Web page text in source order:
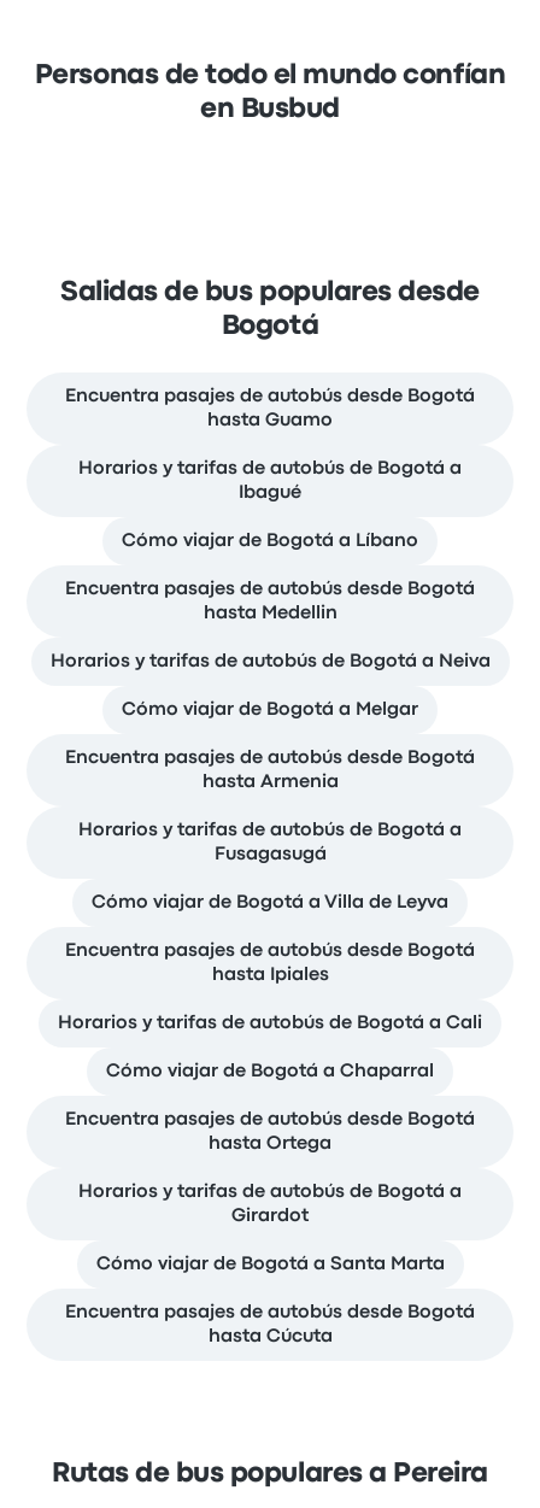
Personas de todo el mundo confían
en Busbud
Salidas de bus populares desde
Bogotá
Encuentra pasajes de autobús desde Bogotá
hasta Guamo
Horarios y tarifas de autobús de Bogotá a
Ibagué
Cómo viajar de Bogotá a Líbano
Encuentra pasajes de autobús desde Bogotá
hasta Medellin
Horarios y tarifas de autobús de Bogotá a Neiva
Cómo viajar de Bogotá a Melgar
Encuentra pasajes de autobús desde Bogotá
hasta Armenia
Horarios y tarifas de autobús de Bogotá a
Fusagasugá
Cómo viajar de Bogotá a Villa de Leyva
Encuentra pasajes de autobús desde Bogotá
hasta Ipiales
Horarios y tarifas de autobús de Bogotá a Cali
Cómo viajar de Bogotá a Chaparral
Encuentra pasajes de autobús desde Bogotá
hasta Ortega
Horarios y tarifas de autobús de Bogotá a
Girardot
Cómo viajar de Bogotá a Santa Marta
Encuentra pasajes de autobús desde Bogotá
hasta Cúcuta
Rutas de bus populares a Pereira